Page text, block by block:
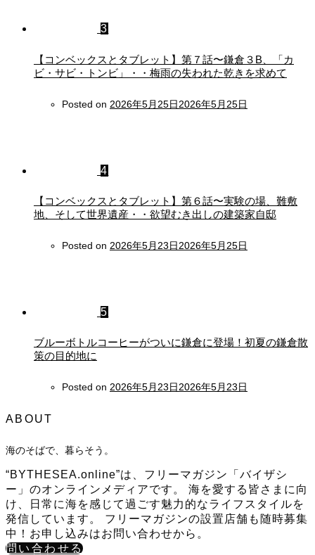
3
【コンベックスとタブレット】第７話〜鎌倉３B、「カ
ビ・サビ・トンビ」・・梅雨の失われた乾きを求めて
Posted on 2026年5月25日2026年5月25日
4
【コンベックスとタブレット】第６話〜実験の場、難敷
地、そして世界遺産・・欲望むき出しの建築家自邸
Posted on 2026年5月23日2026年5月25日
5
ブルーボトルコーヒーがついに鎌倉に登場！初夏の鎌倉散
策の目的地に
Posted on 2026年5月23日2026年5月23日
ABOUT
海のそばで、暮らそう。
“BYTHESEA.online”は、フリーマガジン「バイザシ
ー」のオンラインメディアです。 海を愛する皆さまに向
け、日常に海を感じて過ごす魅力的なライフスタイルを
発信しています。 フリーマガジンの設置店舗も随時募集
中！お申し込みはお問い合わせから。
問い合わせる